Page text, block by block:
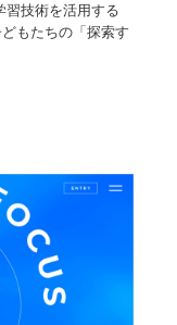
習技術を活用する
もたちの「探索す